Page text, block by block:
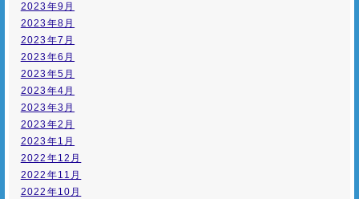
2023年9月
2023年8月
2023年7月
2023年6月
2023年5月
2023年4月
2023年3月
2023年2月
2023年1月
2022年12月
2022年11月
2022年10月